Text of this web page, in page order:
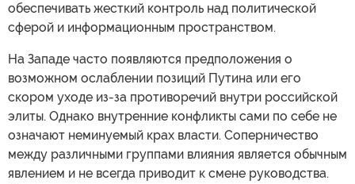
обеспечивать жесткий контроль над политической
сферой и информационным пространством.
На Западе часто появляются предположения о
возможном ослаблении позиций Путина или его
скором уходе из-за противоречий внутри российской
элиты. Однако внутренние конфликты сами по себе не
означают неминуемый крах власти. Соперничество
между различными группами влияния является обычным
явлением и не всегда приводит к смене руководства.